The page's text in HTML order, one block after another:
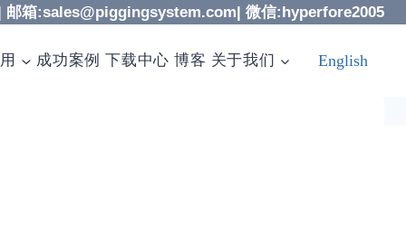
邮箱:sales@piggingsystem.com| 微信:hyperfore2005
成功案例 下载中心 博客 关于我们 English